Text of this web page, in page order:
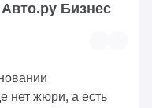
Бизнес
нет жюри, а есть